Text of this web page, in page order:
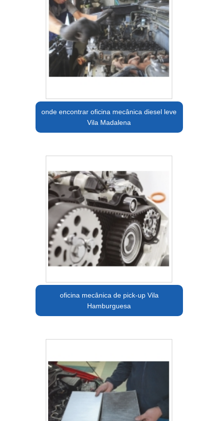
onde encontrar oficina mecânica diesel leve
Vila Madalena
oficina mecânica de pick-up Vila
Hamburguesa